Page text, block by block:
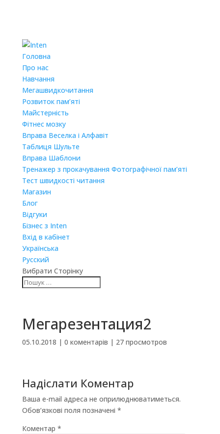
Головна
Про нас
Навчання
Мегашвидкочитання
Розвиток пам’яті
Майстерність
Фітнес мозку
Вправа Веселка і Алфавіт
Таблиця Шульте
Вправа Шаблони
Тренажер з прокачування Фотографічної пам’яті
Тест швидкості читання
Магазин
Блог
Відгуки
Бізнес з Inten
Вхід в кабінет
Українська
Русский
Вибрати Сторінку
Мегарезентация2
05.10.2018 | 0 коментарів | 27 просмотров
Надіслати Коментар
Ваша e-mail адреса не оприлюднюватиметься.
Обов’язкові поля позначені *
Коментар *